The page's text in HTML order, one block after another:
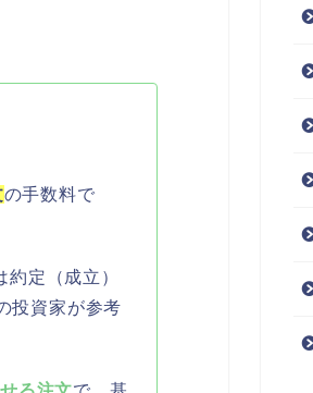
の手数料で
定（成立）
投資家が参考